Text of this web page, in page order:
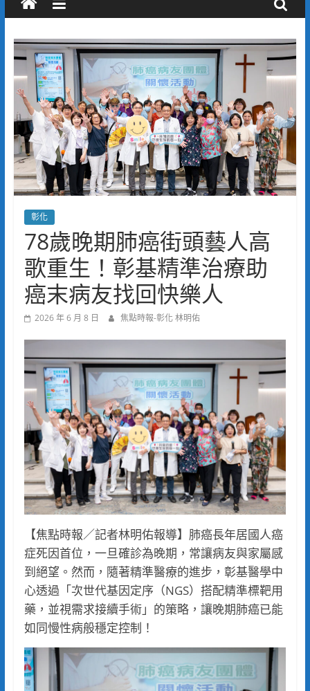
彰化
78歲晚期肺癌街頭藝人高
歌重生！彰基精準治療助
癌末病友找回快樂人
2026 年 6 月 8 日 焦點時報-彰化 林明佑
【焦點時報／記者林明佑報導】肺癌長年居國人癌
症死因首位，一旦確診為晚期，常讓病友與家屬感
到絕望。然而，隨著精準醫療的進步，彰基醫學中
心透過「次世代基因定序（NGS）搭配精準標靶用
藥，並視需求接續手術」的策略，讓晚期肺癌已能
如同慢性病般穩定控制！